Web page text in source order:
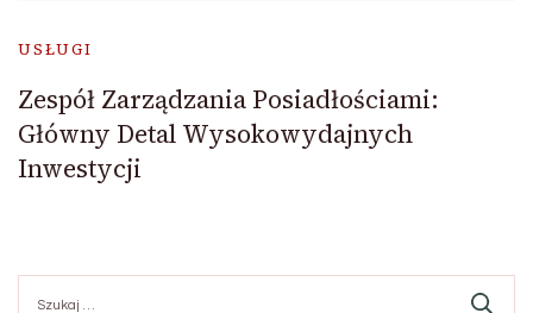
USŁUGI
Zespół Zarządzania Posiadłościami:
Główny Detal Wysokowydajnych
Inwestycji